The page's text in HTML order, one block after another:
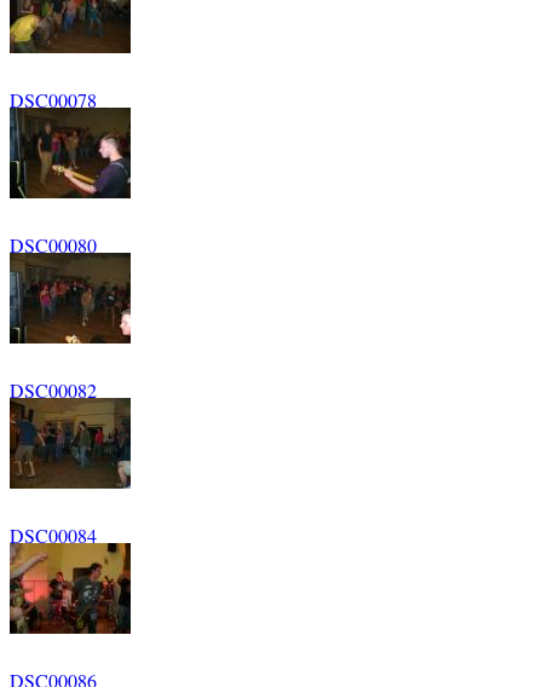
DSC00078
DSC00080
DSC00082
DSC00084
DSC00086